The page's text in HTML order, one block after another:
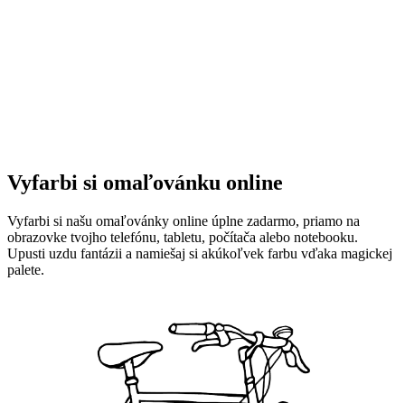
Vyfarbi si omaľovánku online
Vyfarbi si našu omaľovánky online úplne zadarmo, priamo na
obrazovke tvojho telefónu, tabletu, počítača alebo notebooku.
Upusti uzdu fantázii a namiešaj si akúkoľvek farbu vďaka magickej
palete.